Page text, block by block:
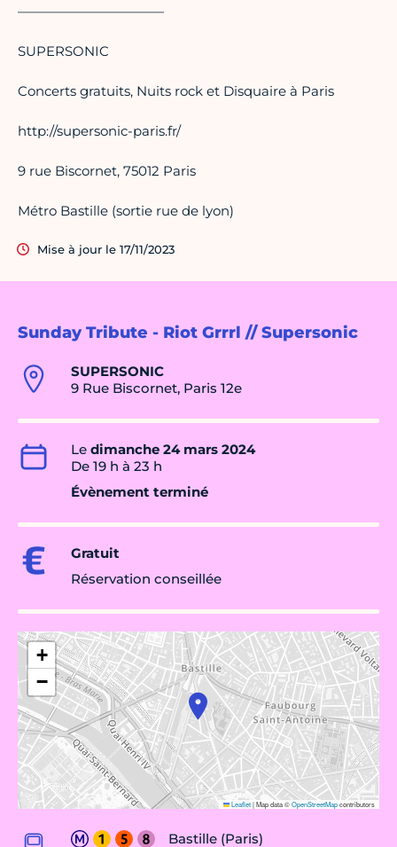
Sunday Tribute - Riot Grrrl // Supersonic
SUPERSONIC
9 Rue Biscornet, Paris 12e
Le dimanche 24 mars 2024
De 19 h à 23 h
Évènement terminé
Gratuit
Réservation conseillée
+
−
Leaflet|Map data ©OpenStreetMapcontributors
Bastille (Paris)
———————————
SUPERSONIC
Concerts gratuits, Nuits rock et Disquaire à Paris
http://supersonic-paris.fr/
9 rue Biscornet, 75012 Paris
Métro Bastille (sortie rue de lyon)
Mise à jour le 17/11/2023